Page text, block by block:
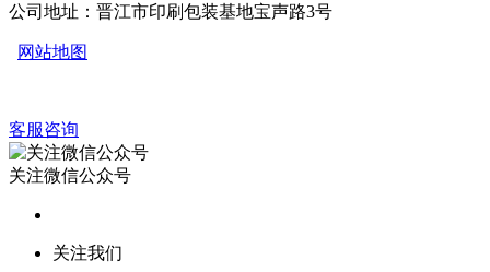
公司地址：晋江市印刷包装基地宝声路3号
网站地图
客服咨询
关注微信公众号
关注我们